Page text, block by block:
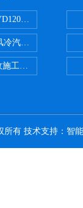
大疆T30用
冷汽油发电机小型
施工用路面切割机配
有 技术支持： 智